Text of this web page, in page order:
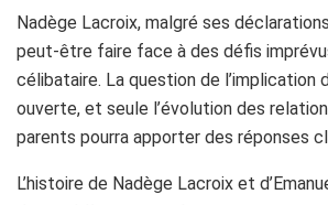
Nadège Lacroix, malgré ses
peut-être faire face à des défis
célibataire. La question de l’implication
ouverte, et seule l’évolution des
parents pourra apporter des réponses
L’histoire de Nadège Lacroix et